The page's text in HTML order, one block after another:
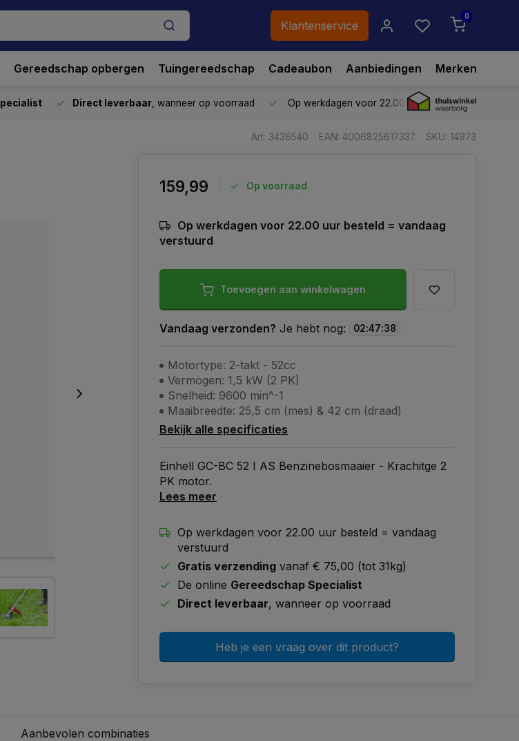
Klantenservice
0
Gereedschap opbergen Tuingereedschap Cadeaubon Aanbiedingen Merken
Direct leverbaar , wanneer op voorraad Op werkdagen voor 22.00 uur besteld,vandaag
Art: 3436540 EAN: 4006825617337 SKU: 14973
159,99 Op voorraad
Op werkdagen voor 22.00 uur besteld = vandaag
verstuurd
Toevoegen aan winkelwagen
Vandaag verzonden? Je hebt nog: 02:47:37
Motortype: 2-takt - 52cc
Vermogen: 1,5 kW (2 PK)
Snelheid: 9600 min^-1
Maaibreedte: 25,5 cm (mes) & 42 cm (draad)
Bekijk alle specificaties
Einhell GC-BC 52 I AS Benzinebosmaaier - Krachitge 2
PK motor.
Lees meer
Op werkdagen voor 22.00 uur besteld = vandaag
verstuurd
Gratis verzending vanaf € 75,00 (tot 31kg)
De online Gereedschap Specialist
Direct leverbaar, wanneer op voorraad
Heb je een vraag over dit product?
Aanbevolen combinaties